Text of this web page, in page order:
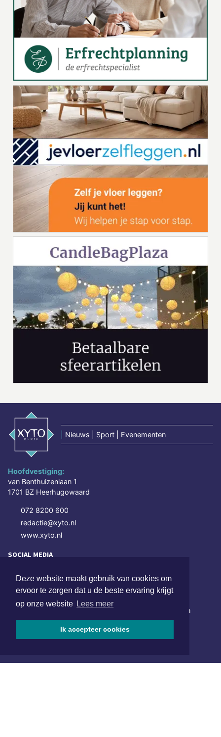
Deze website maakt gebruik van cookies om
ervoor te zorgen dat u de beste ervaring krijgt
op onze website Lees meer
Ik accepteer cookies
Nieuws | Sport | Evenementen
Hoofdvestiging:
van Benthuizenlaan 1
1701 BZ Heerhugowaard
072 8200 600
redactie@xyto.nl
www.xyto.nl
SOCIAL MEDIA
NIEUWSBRIEF AANMELDEN
Schrijf je in voor onze nieuwsbrief en krijg wekelijks een
samenvatting van alle gebeurtenissen uit jouw regio.